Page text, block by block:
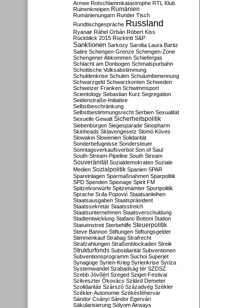
Armee Rotschlammkatastrophe RTL Klub
Ruinenkneipen Rumänien
Rumänienungarn Runder Tisch
Rundtischgespräche Russland
Ryanair Ráhel Orbán Róbert Kiss
Rückblick 2015 Rücktritt S&P
Sanktionen Sarkozy Sarolta Laura Baritz
Satire Schengen-Grenze Schengen-Zone
Schengener Abkommen Schiefergas
Schlacht am Donbogen Schmalspurbahn
Schottische Volksabstimmung
Schuldenkrise Schulen Schulumbenennung
Schwarzgeld Schwarzkonten Schweden
Schweizer Franken Schwimmsport
Scientology Sebastian Kurz Segregation
Seidenstraße-Initiative
Selbstbeschränkung
Selbstbestimmungsrecht Serbien Sexualität
Sexuelle Gewalt Sicherheitspolitik
Siebenbürgen Siegesparade Sinopharm
Skinheads Sklavengesetz Slomó Köves
Slowakei Slowenien Solidarität
Sonderbefugnisse Sondersteuer
Sonntagsverkaufsverbot Son of Saul
South-Stream-Pipeline South Stream
Souveränität Sozialdemokraten Soziale
Medien Sozialpolitik Spanien SPAR
Spareinlagen Sparmaßnahmen Sparpolitik
SPD Spenden Spionage Spirit FM
Spitzelvorwürfe Spitzenämter Sportpolitik
Sprache Srđa Popović Staatsanleihen
Staatsausgaben Staatspräsident
Staatssekretär Staatsstreich
Staatsunternehmen Staatsverschuldung
Stadtentwicklung Stafano Bottoni Station
Statuenstreit Sterbehilfe Steuerpolitik
Steve Bannon Stiftungen Stiftungsgelder
Stimmenkauf Strabag Strafrecht
Strafzahlungen Straßenblockaden Streik
Strukturfonds Subsidiarität Subventionen
Subventionsprogramm Suchoi Superjet
Synagoge Syrien-Krieg Syrienkrise Syriza
Systemwandel Szabadság tér SZDSZ
Szebb Jövőért Szeged Sziget-Festival
Szilveszter Ókovács Szilárd Demeter
Szolidaritás Szárszó Századvég Székler
Székler-Autonomie Székésféhervár
Sándor Csányi Sándor Egervári
Säkularisierung Sólyom Airways